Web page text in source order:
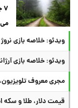
ویدئو: خلاصه بازی نروژ ۱ - انگلیس ۲
ویدئو: خلاصه بازی آرژانتین ۳ -
مجری معروف
قیمت دلار، طلا و سکه